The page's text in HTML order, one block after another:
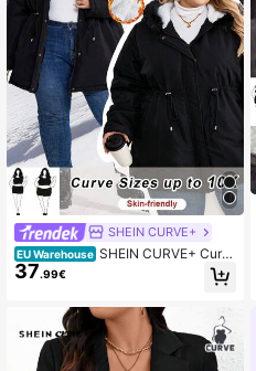
SHEIN CURVE+
EU Warehouse SHEIN CURVE+ Curv
e Plus méretű, egyszínű, kapucnis,
párnázott kabát derék húzózsinórra
37.99€